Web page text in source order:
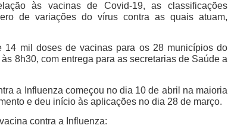
às vacinas de Covid-19, as classificações
de variações do vírus contra as quais atuam,
mil doses de vacinas para os 28 municípios do
8h30, com entrega para as secretarias de Saúde a
a Influenza começou no dia 10 de abril na maioria
e deu início às aplicações no dia 28 de março.
contra a Influenza: